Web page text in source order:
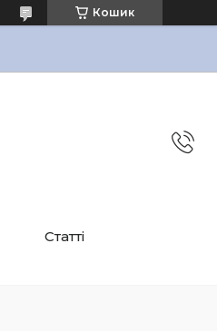
Кошик
Статті